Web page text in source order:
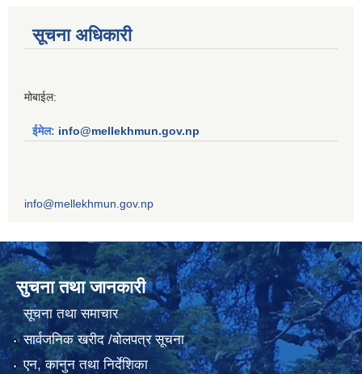
सूचना अधिकारी
मोबाईल:
ईमेल: info@mellekhmun.gov.np
info@mellekhmun.gov.np
सुचना तथा जानकारी
सूचना तथा समाचार
सार्वजनिक खरीद /बोलपत्र सूचना
एन, कानुन तथा निर्देशिका